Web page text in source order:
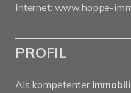
Internet: www.hoppe-
PROFIL
Als kompetenter